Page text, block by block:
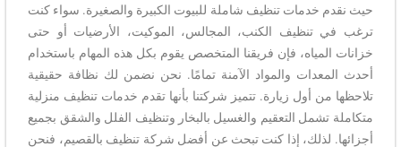
حيث نقدم خدمات تنظيف شاملة للبيوت الكبيرة والصغيرة. سواء كنت
ترغب في تنظيف الكنب، المجالس، الموكيت، الأرضيات أو حتى
خزانات المياه، فإن فريقنا المتخصص يقوم بكل هذه المهام باستخدام
أحدث المعدات والمواد الآمنة تمامًا. نحن نضمن لك نظافة حقيقية
تلاحظها من أول زيارة. تتميز شركتنا بأنها تقدم خدمات تنظيف منزلية
متكاملة تشمل التعقيم والغسيل بالبخار وتنظيف الفلل والشقق بجميع
أجزائها. لذلك، إذا كنت تبحث عن أفضل شركة تنظيف بالقصيم، فنحن